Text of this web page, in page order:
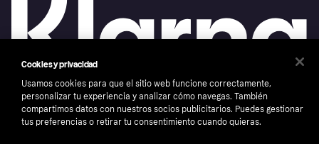
Copyright © 2005-2026 Klarna Bank AB (publ). Sede central: Stockholm, Sweden. Todos
los derechos reservados. Klarna Bank AB (publ). Sveavägen 46, 111 34 Stockholm.
Número de empresa: 556737-0431
Cookies y privacidad
Usamos cookies para que el sitio web funcione correctamente,
personalizar tu experiencia y analizar cómo navegas. También
compartimos datos con nuestros socios publicitarios. Puedes gestionar
tus preferencias o retirar tu consentimiento cuando quieras.